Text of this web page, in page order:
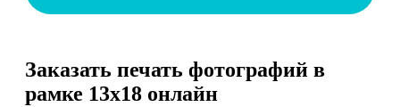
Заказать печать фотографий в
рамке 13х18 онлайн